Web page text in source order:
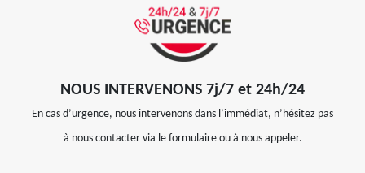
NOUS INTERVENONS 7j/7 et 24h/24
En cas d’urgence, nous intervenons dans l’immédiat, n’hésitez pas
à nous contacter via le formulaire ou à nous appeler.